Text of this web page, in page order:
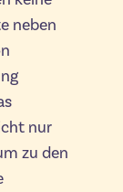
neben
nur
zu den